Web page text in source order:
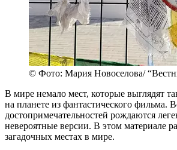
© Фото: Мария Новоселова/
В мире немало мест, которые выглядят
на планете из фантастического фильма.
достопримечательностей рождаются
невероятные версии. В этом материале
загадочных местах в мире.